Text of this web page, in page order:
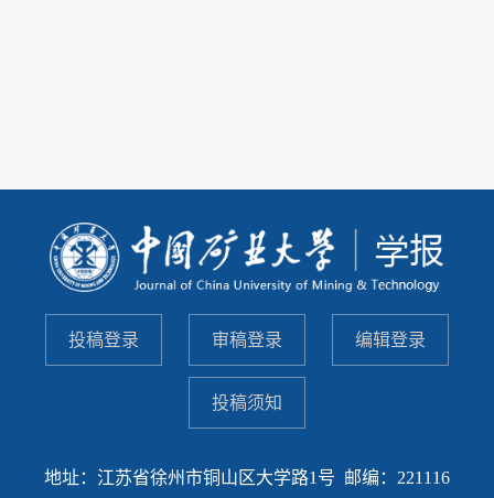
投稿登录 审稿登录 编辑登录
投稿须知
地址：江苏省徐州市铜山区大学路1号 邮编：221116